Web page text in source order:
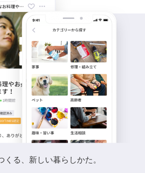
くる、新しい暮らしかた。